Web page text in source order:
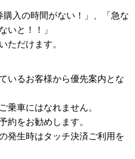
購入の時間がない！」、「急な
いと！！」
ただけます。
いるお客様から優先案内とな
車にはなれません。
約をお勧めします。
発生時はタッチ決済ご利用を